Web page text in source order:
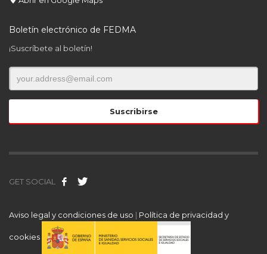
Boletín electrónico de FEDMA
¡Suscríbete al boletín!
GET SOCIAL
Aviso legal y condiciones de uso | Política de privacidad y
cookies